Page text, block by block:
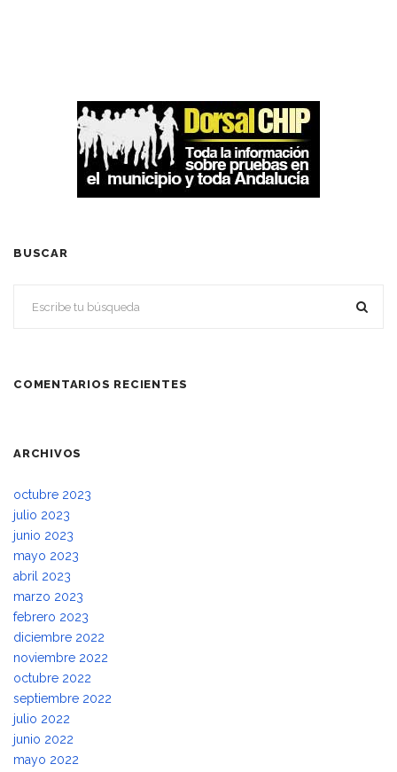
BUSCAR
COMENTARIOS RECIENTES
ARCHIVOS
octubre 2023
julio 2023
junio 2023
mayo 2023
abril 2023
marzo 2023
febrero 2023
diciembre 2022
noviembre 2022
octubre 2022
septiembre 2022
julio 2022
junio 2022
mayo 2022